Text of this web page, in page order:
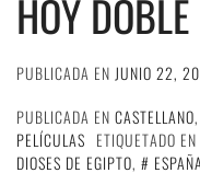
HOY
PUBLICADA EN JUNIO 22,
PUBLICADA EN CASTELLANO,
PELÍCULAS ETIQUETADO EN
DIOSES DE EGIPTO, ESPAÑA